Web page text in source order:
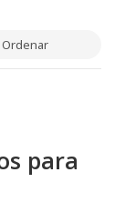
Ordenar
para